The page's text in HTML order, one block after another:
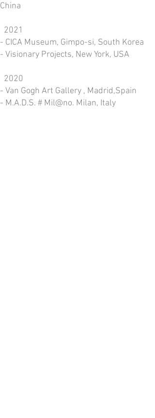
China
2021
- CICA Museum, Gimpo-si, South Korea
- Visionary Projects, New York, USA
2020
- Van Gogh Art Gallery , Madrid,Spain
- M.A.D.S. # Mil@no. Milan, Italy